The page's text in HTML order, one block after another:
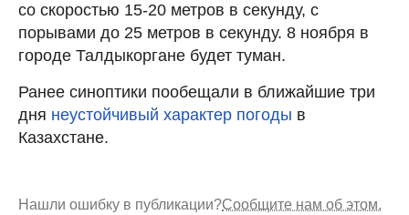
со скоростью 15-20 метров в секунду, с
порывами до 25 метров в секунду. 8 ноября в
городе Талдыкоргане будет туман.
Ранее синоптики пообещали в ближайшие три
дня неустойчивый характер погоды в
Казахстане.
Нашли ошибку в публикации?Сообщите нам об этом.